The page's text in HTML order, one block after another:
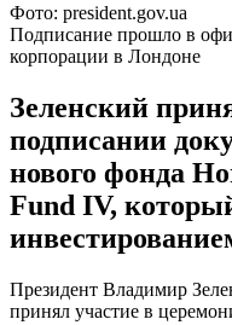
Фото: president.gov.ua
Подписание прошло в
корпорации в Лондоне
Зеленский
подписании
нового фонда
Fund IV,
Президент Владимир
принял участие в